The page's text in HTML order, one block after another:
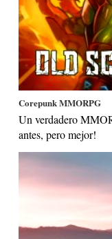
Corepunk MMORPG
Un verdadero
antes, pero mejor!